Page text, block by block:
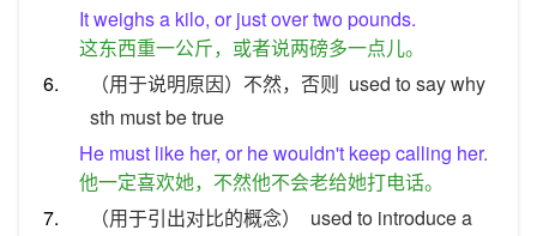
It weighs a kilo, or just over two pounds.
这东西重一公斤，或者说两磅多一点儿。
6.
（用于说明原因）不然，否则 used to say why
sth must be true
He must like her, or he wouldn't keep calling her.
他一定喜欢她，不然他不会老给她打电话。
7.
（用于引出对比的概念）
used to introduce a